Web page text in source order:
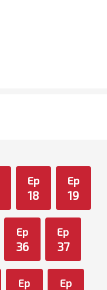
Ep
18
Ep
19
Ep
36
Ep
37
Ep Ep